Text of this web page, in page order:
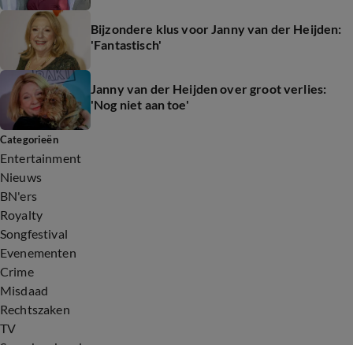
Bijzondere klus voor Janny van der Heijden:
'Fantastisch'
Janny van der Heijden over groot verlies:
'Nog niet aan toe'
Categorieën
Entertainment
Nieuws
BN'ers
Royalty
Songfestival
Evenementen
Crime
Misdaad
Rechtszaken
TV